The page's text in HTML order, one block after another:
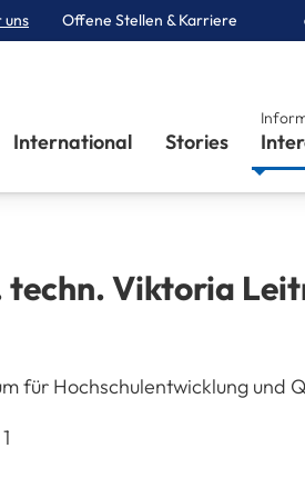
uns Offene Stellen & Karriere
International Stories
techn.Viktoria
für Hochschulentwicklung und
A-3100
St. Pölten